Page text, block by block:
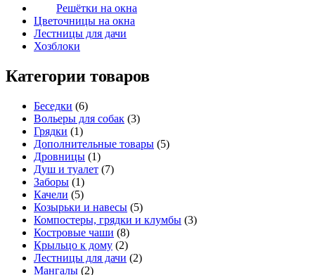
Решётки на окна
Цветочницы на окна
Лестницы для дачи
Хозблоки
Категории товаров
Беседки (6)
Вольеры для собак (3)
Грядки (1)
Дополнительные товары (5)
Дровницы (1)
Душ и туалет (7)
Заборы (1)
Качели (5)
Козырьки и навесы (5)
Компостеры, грядки и клумбы (3)
Костровые чаши (8)
Крыльцо к дому (2)
Лестницы для дачи (2)
Мангалы (2)